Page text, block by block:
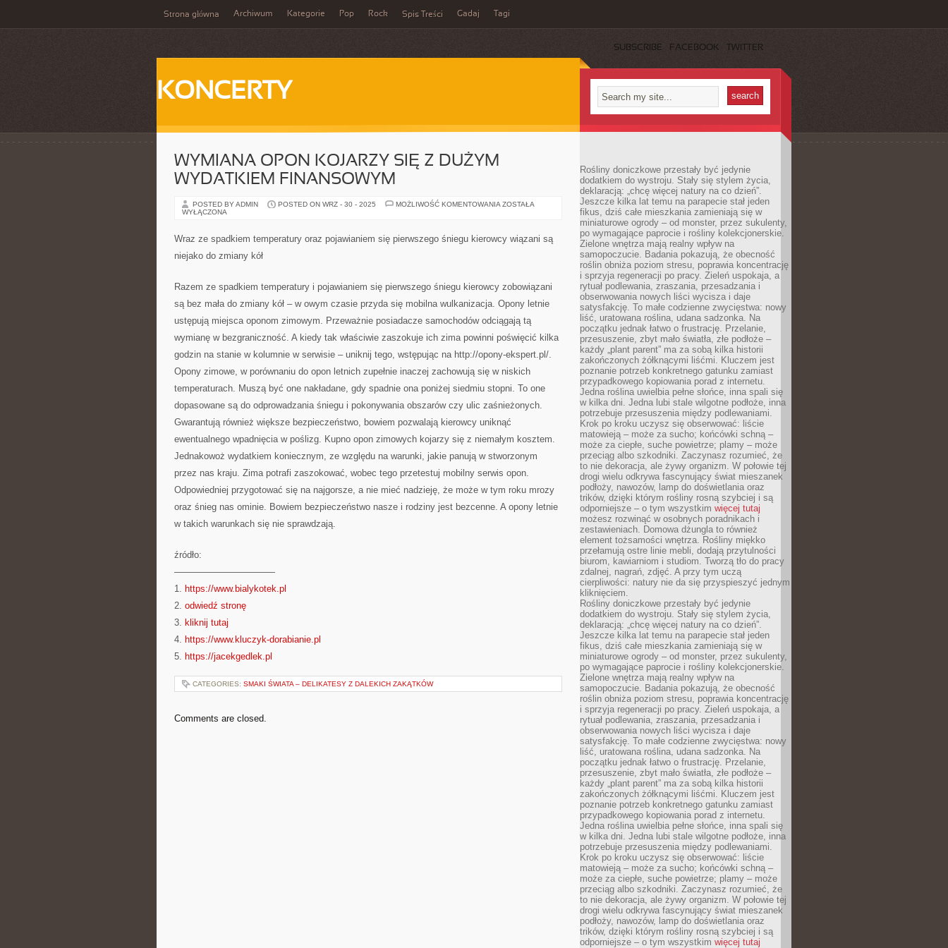
Strona główna Archiwum Kategorie Pop Rock Spis Treści Gadaj Tagi
SUBSCRIBE FACEBOOK TWITTER
KONCERTY
WYMIANA OPON KOJARZY SIĘ Z DUŻYM
WYDATKIEM FINANSOWYM
POSTED BY ADMIN POSTED ON WRZ - 30 - 2025 MOŻLIWOŚĆ KOMENTOWANIA WYMIANA
DUŻYM
ZOSTAŁA
WYŁĄCZONA
Wraz ze spadkiem temperatury oraz pojawianiem się pierwszego śniegu kierowcy wiązani są
niejako do zmiany kół
Razem ze spadkiem temperatury i pojawianiem się pierwszego śniegu kierowcy zobowiązani
są bez mała do zmiany kół – w owym czasie przyda się mobilna wulkanizacja. Opony letnie
ustępują miejsca oponom zimowym. Przeważnie posiadacze samochodów odciągają tą
wymianę w bezgraniczność. A kiedy tak właściwie zaszokuje ich zima powinni poświęcić kilka
godzin na stanie w kolumnie w serwisie – uniknij tego, wstępując na http://opony-ekspert.pl/.
Opony zimowe, w porównaniu do opon letnich zupełnie inaczej zachowują się w niskich
temperaturach. Muszą być one nakładane, gdy spadnie ona poniżej siedmiu stopni. To one
dopasowane są do odprowadzania śniegu i pokonywania obszarów czy ulic zaśnieżonych.
Gwarantują również większe bezpieczeństwo, bowiem pozwalają kierowcy uniknąć
ewentualnego wpadnięcia w poślizg. Kupno opon zimowych kojarzy się z niemałym kosztem.
Jednakowoż wydatkiem koniecznym, ze względu na warunki, jakie panują w stworzonym
przez nas kraju. Zima potrafi zaszokować, wobec tego przetestuj mobilny serwis opon.
Odpowiedniej przygotować się na najgorsze, a nie mieć nadzieję, że może w tym roku mrozy
oraz śnieg nas ominie. Bowiem bezpieczeństwo nasze i rodziny jest bezcenne. A opony letnie
w takich warunkach się nie sprawdzają.
źródło:
———————————
1. https://www.bialykotek.pl
2. odwiedź stronę
3. kliknij tutaj
4. https://www.kluczyk-dorabianie.pl
5. https://jacekgedlek.pl
CATEGORIES: SMAKI ŚWIATA – DELIKATESY Z DALEKICH ZAKĄTKÓW
Comments are closed.
Rośliny doniczkowe przestały być jedynie
dodatkiem do wystroju. Stały się stylem życia,
deklaracją: „chcę więcej natury na co dzień”.
Jeszcze kilka lat temu na parapecie stał jeden
fikus, dziś całe mieszkania zamieniają się w
miniaturowe ogrody – od monster, przez sukulenty,
po wymagające paprocie i rośliny kolekcjonerskie.
Zielone wnętrza mają realny wpływ na
samopoczucie. Badania pokazują, że obecność
roślin obniża poziom stresu, poprawia koncentrację
i sprzyja regeneracji po pracy. Zieleń uspokaja, a
rytuał podlewania, zraszania, przesadzania i
obserwowania nowych liści wycisza i daje
satysfakcję. To małe codzienne zwycięstwa: nowy
liść, uratowana roślina, udana sadzonka. Na
początku jednak łatwo o frustrację. Przelanie,
przesuszenie, zbyt mało światła, złe podłoże –
każdy „plant parent” ma za sobą kilka historii
zakończonych żółknącymi liśćmi. Kluczem jest
poznanie potrzeb konkretnego gatunku zamiast
przypadkowego kopiowania porad z internetu.
Jedna roślina uwielbia pełne słońce, inna spali się
w kilka dni. Jedna lubi stale wilgotne podłoże, inna
potrzebuje przesuszenia między podlewaniami.
Krok po kroku uczysz się obserwować: liście
matowieją – może za sucho; końcówki schną –
może za ciepłe, suche powietrze; plamy – może
przeciąg albo szkodniki. Zaczynasz rozumieć, że
to nie dekoracja, ale żywy organizm. W połowie tej
drogi wielu odkrywa fascynujący świat mieszanek
podłoży, nawozów, lamp do doświetlania oraz
trików, dzięki którym rośliny rosną szybciej i są
odporniejsze – o tym wszystkim więcej tutaj
możesz rozwinąć w osobnych poradnikach i
zestawieniach. Domowa dżungla to również
element tożsamości wnętrza. Rośliny miękko
przełamują ostre linie mebli, dodają przytulności
biurom, kawiarniom i studiom. Tworzą tło do pracy
zdalnej, nagrań, zdjęć. A przy tym uczą
cierpliwości: natury nie da się przyspieszyć jednym
kliknięciem.
Rośliny doniczkowe przestały być jedynie
dodatkiem do wystroju. Stały się stylem życia,
deklaracją: „chcę więcej natury na co dzień”.
Jeszcze kilka lat temu na parapecie stał jeden
fikus, dziś całe mieszkania zamieniają się w
miniaturowe ogrody – od monster, przez sukulenty,
po wymagające paprocie i rośliny kolekcjonerskie.
Zielone wnętrza mają realny wpływ na
samopoczucie. Badania pokazują, że obecność
roślin obniża poziom stresu, poprawia koncentrację
i sprzyja regeneracji po pracy. Zieleń uspokaja, a
rytuał podlewania, zraszania, przesadzania i
obserwowania nowych liści wycisza i daje
satysfakcję. To małe codzienne zwycięstwa: nowy
liść, uratowana roślina, udana sadzonka. Na
początku jednak łatwo o frustrację. Przelanie,
przesuszenie, zbyt mało światła, złe podłoże –
każdy „plant parent” ma za sobą kilka historii
zakończonych żółknącymi liśćmi. Kluczem jest
poznanie potrzeb konkretnego gatunku zamiast
przypadkowego kopiowania porad z internetu.
Jedna roślina uwielbia pełne słońce, inna spali się
w kilka dni. Jedna lubi stale wilgotne podłoże, inna
potrzebuje przesuszenia między podlewaniami.
Krok po kroku uczysz się obserwować: liście
matowieją – może za sucho; końcówki schną –
może za ciepłe, suche powietrze; plamy – może
przeciąg albo szkodniki. Zaczynasz rozumieć, że
to nie dekoracja, ale żywy organizm. W połowie tej
drogi wielu odkrywa fascynujący świat mieszanek
podłoży, nawozów, lamp do doświetlania oraz
trików, dzięki którym rośliny rosną szybciej i są
odporniejsze – o tym wszystkim więcej tutaj